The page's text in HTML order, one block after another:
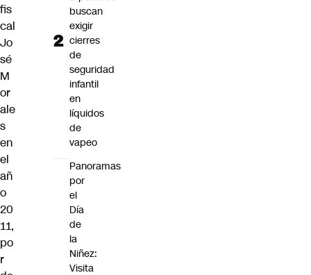
fis
cal
Jo
sé
M
or
ale
s
en
el
añ
o
20
11,
po
r
buscan
exigir
cierres
de
seguridad
infantil
en
líquidos
de
vapeo
Panoramas
por
el
Día
de
la
Niñez:
Visita